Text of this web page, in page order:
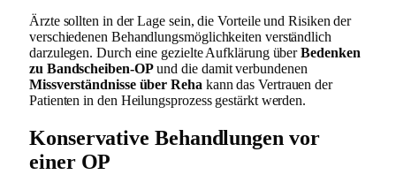
Ärzte sollten in der Lage sein, die Vorteile und Risiken der
verschiedenen Behandlungsmöglichkeiten verständlich
darzulegen. Durch eine gezielte Aufklärung überBedenken
zu Bandscheiben-OPund die damit verbundenen
Missverständnisse über Reha kann das Vertrauen der
Patienten in den Heilungsprozess gestärkt werden.
Konservative Behandlungen vor
einer OP